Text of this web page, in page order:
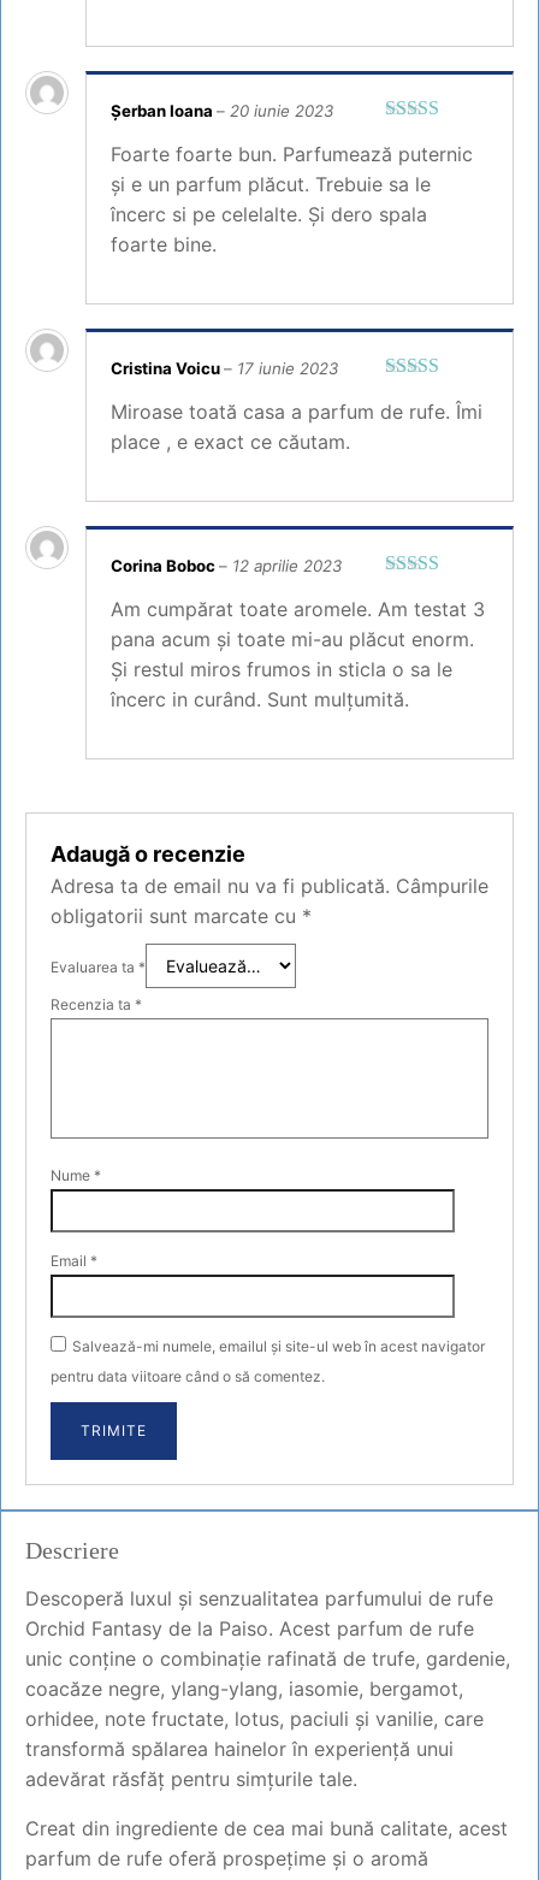
din 5
Șerban Ioana – 20 iunie 2023
Foarte foarte bun. Parfumează puternic
și e un parfum plăcut. Trebuie sa le
încerc si pe celelalte. Și dero spala
foarte bine.
din 5
Cristina Voicu– 17 iunie 2023
Miroase toată casa a parfum de rufe. Îmi
place , e exact ce căutam.
din 5
Corina Boboc– 12 aprilie 2023
Am cumpărat toate aromele. Am testat 3
pana acum și toate mi-au plăcut enorm.
Și restul miros frumos in sticla o sa le
încerc in curând. Sunt mulțumită.
Adaugă o recenzie
Adresa ta de email nu va fi publicată. Câmpurile
obligatorii sunt marcate cu *
Evaluarea ta *
Recenzia ta *
Nume *
Email *
Salvează-mi numele, emailul și site-ul web în acest navigator
pentru data viitoare când o să comentez.
Descriere
Descoperă luxul și senzualitatea parfumului de rufe
Orchid Fantasy de la Paiso. Acest parfum de rufe
unic conține o combinație rafinată de trufe, gardenie,
coacăze negre, ylang-ylang, iasomie, bergamot,
orhidee, note fructate, lotus, paciuli și vanilie, care
transformă spălarea hainelor în experiență unui
adevărat răsfăț pentru simțurile tale.
Creat din ingrediente de cea mai bună calitate, acest
parfum de rufe oferă prospețime și o aromă